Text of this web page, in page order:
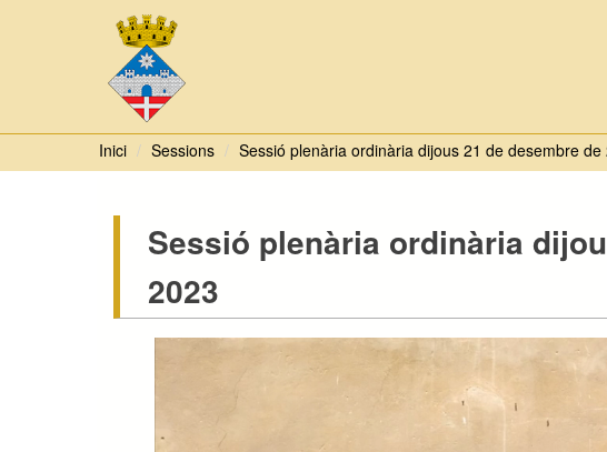
Inici Sessions Sessió plenària ordinària dijous 21 de desembre de
Sessió plenària ordinària
2023